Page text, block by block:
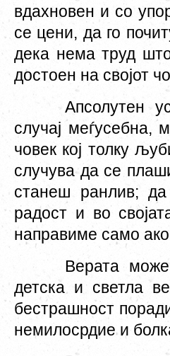
вдахновен и со
се цени, да го
дека нема труд
достоен на својот
Апсолутен
случај меѓусебна,
човек кој толку
случува да се
станеш ранлив;
радост и во
направиме само
Верата
детска и светла
бестрашност
немилосрдие и